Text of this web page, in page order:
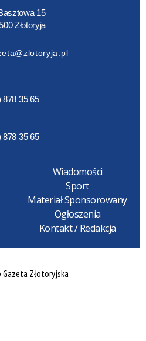
15
Złotoryja
878 35 65
878 35 65
Wiadomości
Sport
Materiał Sponsorowany
Ogłoszenia
Kontakt / Redakcja
Złotoryjska